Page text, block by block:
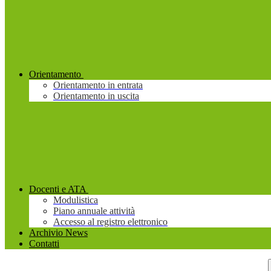
Orientamento
Orientamento in entrata
Orientamento in uscita
Docenti e ATA
Modulistica
Piano annuale attività
Accesso al registro elettronico
Archivio News
Contatti